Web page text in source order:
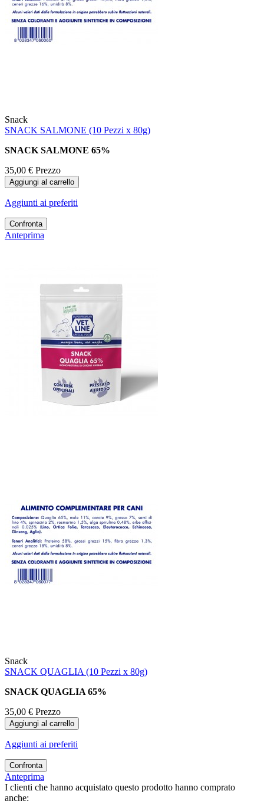
Snack
SNACK SALMONE (10 Pezzi x 80g)
SNACK SALMONE 65%
35,00 € Prezzo
Aggiungi al carrello
Aggiunti ai preferiti
Confronta
Anteprima
Snack
SNACK QUAGLIA (10 Pezzi x 80g)
SNACK QUAGLIA 65%
35,00 € Prezzo
Aggiungi al carrello
Aggiunti ai preferiti
Confronta
Anteprima
I clienti che hanno acquistato questo prodotto hanno comprato
anche: